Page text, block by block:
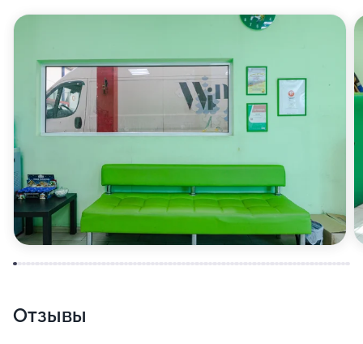
Отзывы